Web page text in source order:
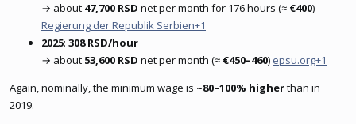
→ about 47,700 RSD net per month for 176 hours (≈ €400)
Regierung der Republik Serbien+1
2025: 308 RSD/hour
→ about 53,600 RSD net per month (≈ €450–460) epsu.org+1
Again, nominally, the minimum wage is ~80–100% higherthan in
2019.